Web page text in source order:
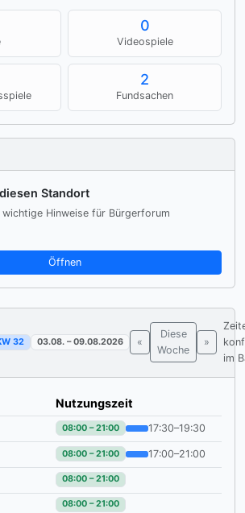
0
Videospiele
2
Fundsachen
Standort
Hinweise für Bürgerforum
Öffnen
32 03.08. – 09.08.2026 «
Diese
Woche
»
im
Nutzungszeit
08:00 – 21:00 17:30–19:30
08:00 – 21:00 17:00–21:00
08:00 – 21:00
08:00 – 21:00